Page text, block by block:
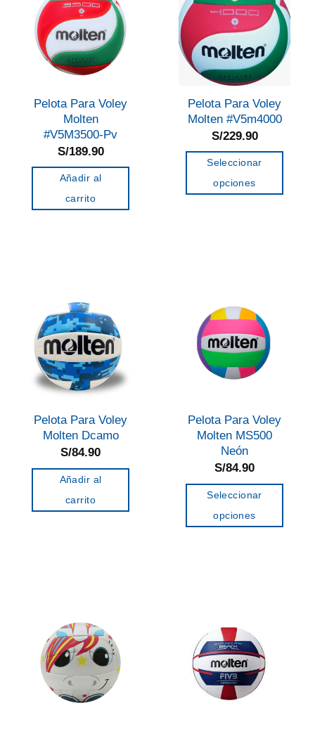
se
elegir
en
página
de
producto
Pelota Para Voley
Molten
#V5M3500-Pv
S/189.90
Añadir al
carrito
Pelota Para Voley
Molten #V5m4000
S/229.90
Seleccionar
opciones
opciones
se
pueden
elegir
página
de
producto
Pelota Para Voley
Molten Dcamo
S/84.90
Añadir al
carrito
Pelota Para Voley
Molten MS500
Neón
S/84.90
Seleccionar
opciones
Las
opciones
se
pueden